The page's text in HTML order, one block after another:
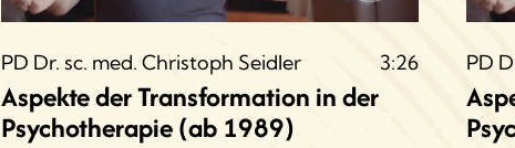
PD Dr. sc. med. Christoph Seidler 3:26
Aspekte der Transformation in der
Psychotherapie (ab 1989)
PD